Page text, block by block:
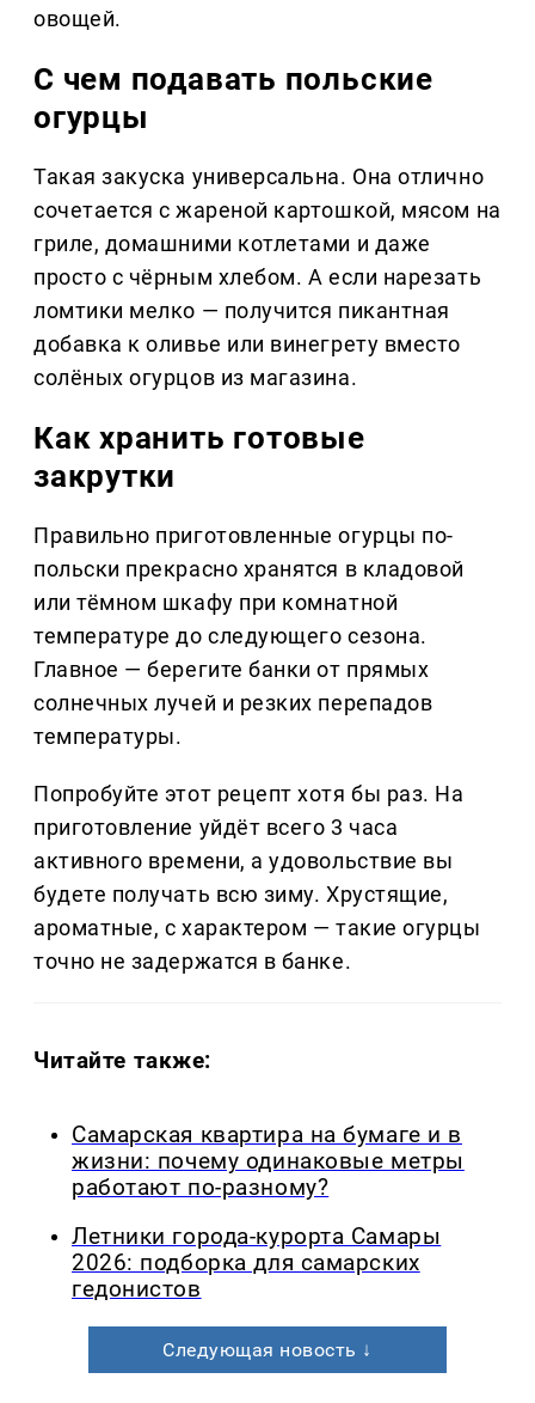
овощей.
С чем подавать польские
огурцы
Такая закуска универсальна. Она отлично
сочетается с жареной картошкой, мясом на
гриле, домашними котлетами и даже
просто с чёрным хлебом. А если нарезать
ломтики мелко — получится пикантная
добавка к оливье или винегрету вместо
солёных огурцов из магазина.
Как хранить готовые
закрутки
Правильно приготовленные огурцы по-
польски прекрасно хранятся в кладовой
или тёмном шкафу при комнатной
температуре до следующего сезона.
Главное — берегите банки от прямых
солнечных лучей и резких перепадов
температуры.
Попробуйте этот рецепт хотя бы раз. На
приготовление уйдёт всего 3 часа
активного времени, а удовольствие вы
будете получать всю зиму. Хрустящие,
ароматные, с характером — такие огурцы
точно не задержатся в банке.
Читайте также:
Самарская квартира на бумаге и в
жизни: почему одинаковые метры
работают по-разному?
Летники города-курорта Самары
2026: подборка для самарских
гедонистов
Следующая новость ↓